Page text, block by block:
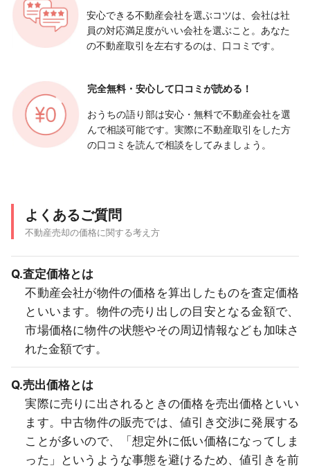
安心できる不動産会社を選ぶコツは、会社は社
員の対応満足度がいい会社を選ぶこと。あなた
の不動産取引を左右するのは、口コミです。
完全無料・安心して口コミが読める！
おうちの語り部は安心・無料で不動産会社を選
んで相談可能です。実際に不動産取引をした方
の口コミを読んで相談をしてみましょう。
よくあるご質問
不動産売却の価格に関する考え方
Q.査定価格とは
不動産会社が物件の価格を算出したものを査定価格
といいます。物件の売り出しの目安となる金額で、
市場価格に物件の状態やその周辺情報なども加味さ
れた金額です。
Q.売出価格とは
実際に売りに出されるときの価格を売出価格といい
ます。中古物件の販売では、値引き交渉に発展する
ことが多いので、「想定外に低い価格になってしま
った」というような事態を避けるため、値引きを前